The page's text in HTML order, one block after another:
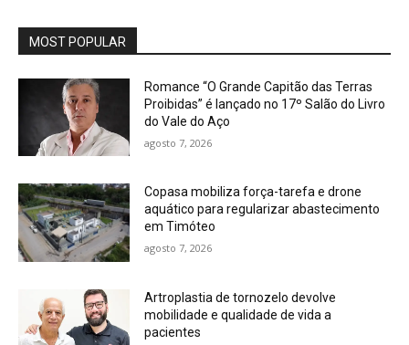
MOST POPULAR
Romance “O Grande Capitão das Terras
Proibidas” é lançado no 17º Salão do Livro
do Vale do Aço
agosto 7, 2026
Copasa mobiliza força-tarefa e drone
aquático para regularizar abastecimento
em Timóteo
agosto 7, 2026
Artroplastia de tornozelo devolve
mobilidade e qualidade de vida a
pacientes